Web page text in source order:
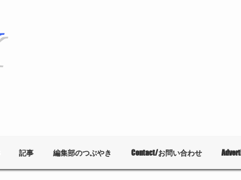
記事 編集部のつぶやき Contact/お問い合わせ